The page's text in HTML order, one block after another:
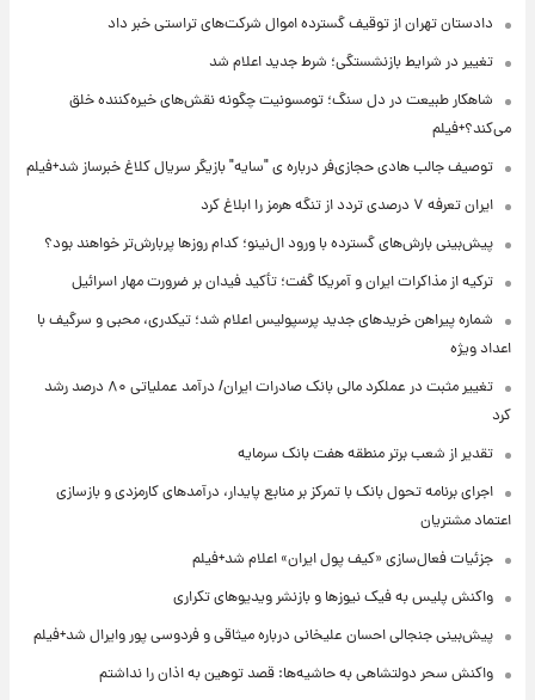
دادستان تهران از توقیف گسترده اموال شرکت‌های تراستی خبر داد
تغییر در شرایط بازنشستگی؛ شرط جدید اعلام شد
شاهکار طبیعت در دل سنگ؛ تومسونیت چگونه نقش‌های خیره‌کننده خلق
می‌کند؟+فیلم
توصیف جالب هادی حجازی‌فر درباره ی "سایه" بازیگر سریال کلاغ خبرساز شد+فیلم
ایران تعرفه ۷ درصدی تردد از تنگه هرمز را ابلاغ کرد
پیش‌بینی بارش‌های گسترده با ورود ال‌نینو؛ کدام روزها پربارش‌تر خواهند بود؟
ترکیه از مذاکرات ایران و آمریکا گفت؛ تأکید فیدان بر ضرورت مهار اسرائیل
شماره پیراهن خریدهای جدید پرسپولیس اعلام شد؛ تیکدری، محبی و سرگیف با
اعداد ویژه
تغییر مثبت در عملکرد مالی بانک صادرات ایران/ درآمد عملیاتی ۸۰ درصد رشد
کرد
تقدیر از شعب برتر منطقه هفت بانک سرمایه
اجرای برنامه تحول بانک با تمرکز بر منابع پایدار، درآمدهای کارمزدی و بازسازی
اعتماد مشتریان
جزئیات فعال‌سازی «کیف پول ایران» اعلام شد+فیلم
واکنش پلیس به فیک نیوزها و بازنشر ویدیوهای تکراری
پیش‌بینی جنجالی احسان علیخانی درباره میثاقی و فردوسی پور وایرال شد+فیلم
واکنش سحر دولتشاهی به حاشیه‌ها: قصد توهین به اذان را نداشتم